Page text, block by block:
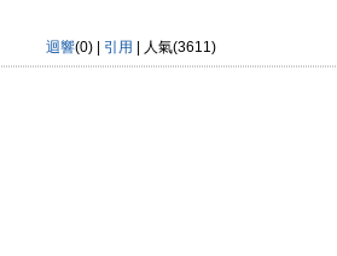
迴響(0) | 引用 | 人氣(3611)